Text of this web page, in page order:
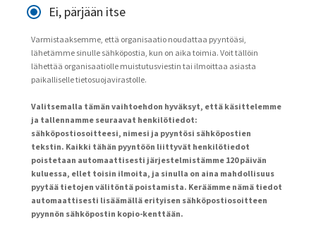
Ei, pärjään itse
Varmistaaksemme, että organisaatio noudattaa pyyntöäsi,
lähetämme sinulle sähköpostia, kun on aika toimia. Voit tällöin
lähettää organisaatiolle muistutusviestin tai ilmoittaa asiasta
paikalliselle tietosuojavirastolle.
Valitsemalla tämän vaihtoehdon hyväksyt, että käsittelemme
ja tallennamme seuraavat henkilötiedot:
sähköpostiosoitteesi, nimesi ja pyyntösi sähköpostien
tekstin. Kaikki tähän pyyntöön liittyvät henkilötiedot
poistetaan automaattisesti järjestelmistämme 120 päivän
kuluessa, ellet toisin ilmoita, ja sinulla on aina mahdollisuus
pyytää tietojen välitöntä poistamista. Keräämme nämä tiedot
automaattisesti lisäämällä erityisen sähköpostiosoitteen
pyynnön sähköpostin kopio-kenttään.